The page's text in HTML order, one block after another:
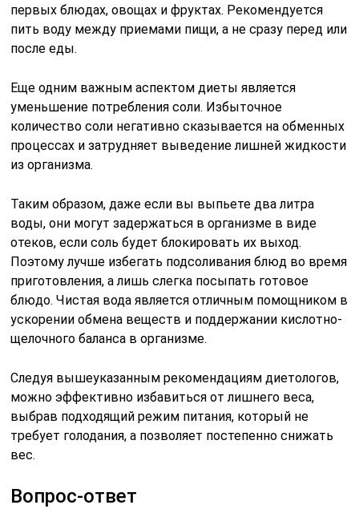
первых блюдах, овощах и фруктах. Рекомендуется
пить воду между приемами пищи, а не сразу перед или
после еды.
Еще одним важным аспектом диеты является
уменьшение потребления соли. Избыточное
количество соли негативно сказывается на обменных
процессах и затрудняет выведение лишней жидкости
из организма.
Таким образом, даже если вы выпьете два литра
воды, они могут задержаться в организме в виде
отеков, если соль будет блокировать их выход.
Поэтому лучше избегать подсоливания блюд во время
приготовления, а лишь слегка посыпать готовое
блюдо. Чистая вода является отличным помощником в
ускорении обмена веществ и поддержании кислотно-
щелочного баланса в организме.
Следуя вышеуказанным рекомендациям диетологов,
можно эффективно избавиться от лишнего веса,
выбрав подходящий режим питания, который не
требует голодания, а позволяет постепенно снижать
вес.
Вопрос-ответ